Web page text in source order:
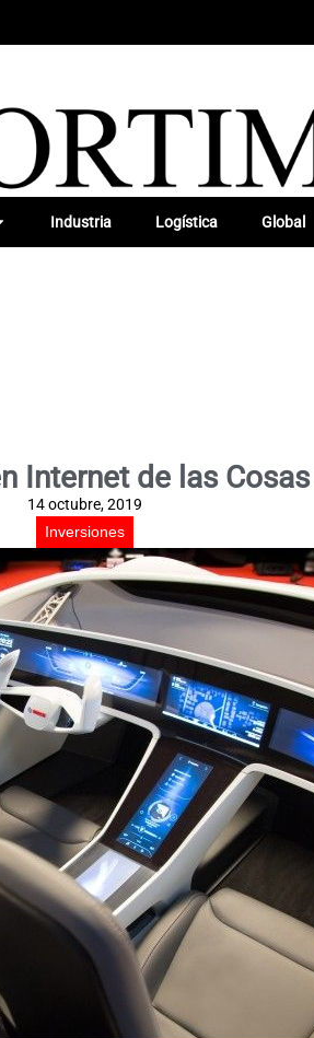
Industria Logística Global
Internet de las
14 octubre, 2019
Inversiones